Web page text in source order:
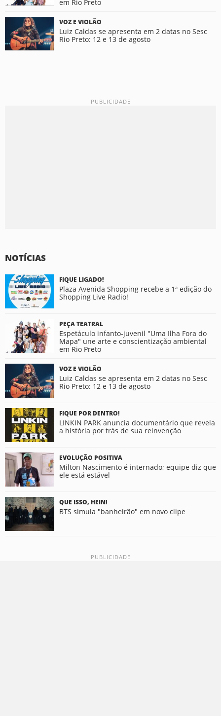
em Rio Preto
VOZ E VIOLÃO
Luiz Caldas se apresenta em 2 datas no Sesc
Rio Preto: 12 e 13 de agosto
NOTÍCIAS
FIQUE LIGADO!
Plaza Avenida Shopping recebe a 1ª edição do
Shopping Live Radio!
PEÇA TEATRAL
Espetáculo infanto-juvenil "Uma Ilha Fora do
Mapa" une arte e conscientização ambiental
em Rio Preto
VOZ E VIOLÃO
Luiz Caldas se apresenta em 2 datas no Sesc
Rio Preto: 12 e 13 de agosto
FIQUE POR DENTRO!
LINKIN PARK anuncia documentário que revela
a história por trás de sua reinvenção
EVOLUÇÃO POSITIVA
Milton Nascimento é internado; equipe diz que
ele está estável
QUE ISSO, HEIN!
BTS simula "banheirão" em novo clipe